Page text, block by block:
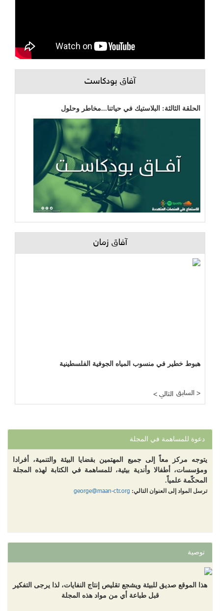
آفاق بودكاست
الحلقة الثالثة: البلاستيك في حياتنا...مخاطر وحلول
آفاق زمان
هبوط خطير في منسوب المياه الجوفية الفلسطينية
< التالي السابق >
دعوة للمساهمة في المجلة
يتوجه مركز معاً إلى جميع المهتمين بقضايا البيئة والتنمية، أفرادا
ومؤسسات، أطفالا وأندية بيئية، للمساهمة في الكتابة لهذه المجلة
المحكّمة علمياً.
ترسل المواد إلى العنوان التالي: george@maan-ctr.org
توصية
هذا الموقع صديق للبيئة ويشجع تقليص إنتاج النفايات، لذا يرجى التفكير
قبل طباعة أي من مواد هذه المجلة